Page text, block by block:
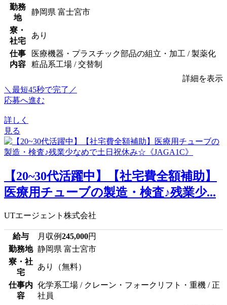
勤務
地
静岡県 富士宮市
寮・
社宅
あり
仕事
内容
医療機器・プラスチック部品の組立・加工 / 製薬化
粧品系工場 / 交替制
詳細を表示
＼最短45秒で完了／
応募へ進む
詳しく
見る
【20~30代活躍中】【社宅費全額補助】
医療用チューブの製造・検査♪残業少...
UTエージェント株式会社
給与 月収例245,000円
勤務地 静岡県 富士宮市
寮・社
宅
あり（無料）
仕事内
容
化学系工場 / クレーン・フォークリフト・重機 / 正
社員